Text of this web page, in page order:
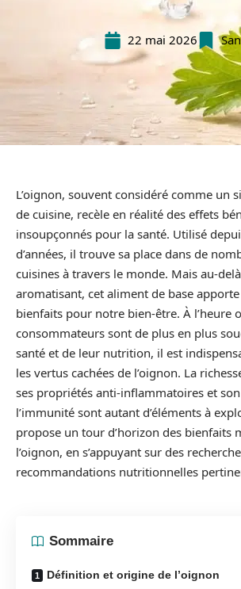
22 mai 2026
L’oignon, souvent considéré comme un
de cuisine, recèle en réalité des effets
insoupçonnés pour la santé. Utilisé
d’années, il trouve sa place dans de
cuisines à travers le monde. Mais au-
aromatisant, cet aliment de base
bienfaits pour notre bien-être. À l’heure
consommateurs sont de plus en plus
santé et de leur nutrition, il est
les vertus cachées de l’oignon. La
ses propriétés anti-inflammatoires et
l’immunité sont autant d’éléments à
propose un tour d’horizon des bienfaits
l’oignon, en s’appuyant sur des
recommandations nutritionnelles
Sommaire
Définition et origine de l’oignon